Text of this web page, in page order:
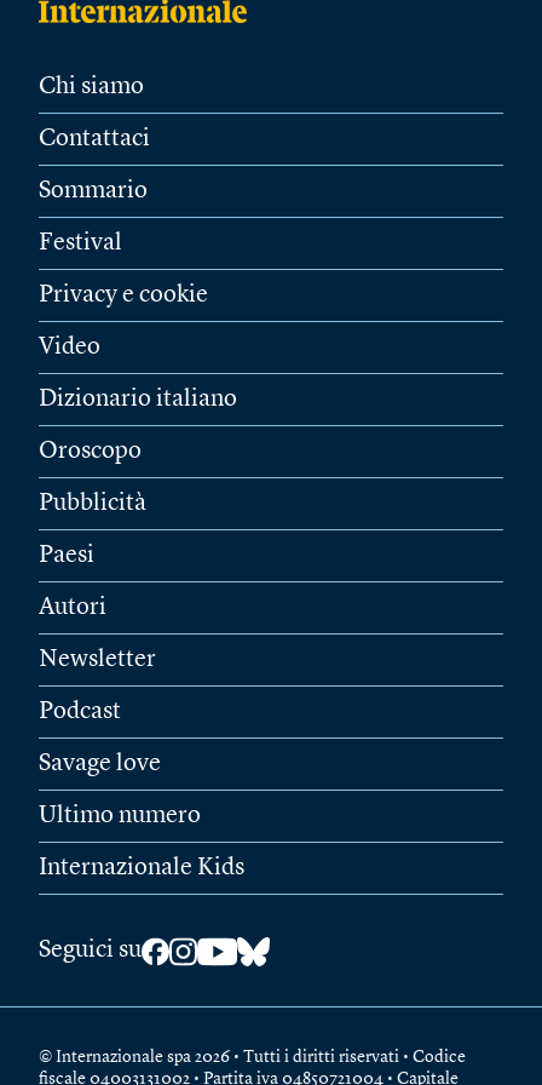
Chi siamo
Contattaci
Sommario
Festival
Privacy e cookie
Video
Dizionario italiano
Oroscopo
Pubblicità
Paesi
Autori
Newsletter
Podcast
Savage love
Ultimo numero
Internazionale Kids
Seguici su
© Internazionale spa 2026 • Tutti i diritti riservati • Codice
fiscale 04003131002 • Partita iva 04850721004 • Capitale